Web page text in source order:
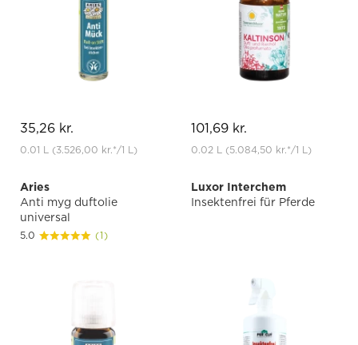
35,26 kr.
0.01 L (3.526,00 kr.*/1 L)
101,69 kr.
0.02 L (5.084,50 kr.*/1 L)
Aries
Anti myg duftolie
universal
5.0 (1)
Luxor Interchem
Insektenfrei für Pferde